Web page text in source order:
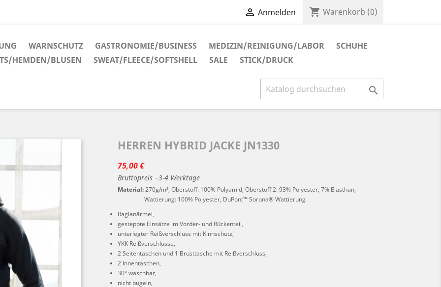
 Anmelden shopping_cart Warenkorb (0)
WARNSCHUTZ GASTRONOMIE/BUSINESS MEDIZIN/REINIGUNG/LABOR
SCHUHE
HEMDEN/BLUSEN
SWEAT/FLEECE/SOFTSHELL SALE STICK/DRUCK

HERREN HYBRID JACKE JN1330
75,00 €
Bruttopreis 3-4 Werktage
Material: 270g/m², Oberstoff: 100% Polyamid, Oberstoff 2: 93% Polyester, 7% Elasthan,
Wattierung: 100% Polyester, DuPont™ Sorona® Wattierung
Raglanärmel,
gesteppte Einsätze im Vorder- und Rückenteil,
unterlegter Reißverschluss mit Kinnschutz,
YKK Reißverschlüsse,
2 Seitentaschen und 1 Brusttasche mit Reißverschluss,
2 Innentaschen,
30° waschbar,
nicht bügeln,